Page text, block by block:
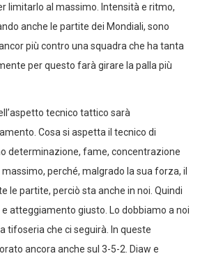
limitarlo al massimo. Intensità e ritmo,
anche le partite dei Mondiali, sono
più contro una squadra che ha tanta
per questo farà girare la palla più
tecnico tattico sarà
Cosa si aspetta il tecnico di
determinazione, fame, concentrazione
perché, malgrado la sua forza, il
le partite, perciò sta anche in noi. Quindi
atteggiamento giusto. Lo dobbiamo a noi
tifoseria che ci seguirà. In queste
ancora anche sul 3-5-2. Diaw e